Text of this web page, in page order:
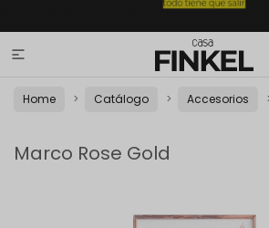

Home Catálogo Accesorios
Marco Rose Gold